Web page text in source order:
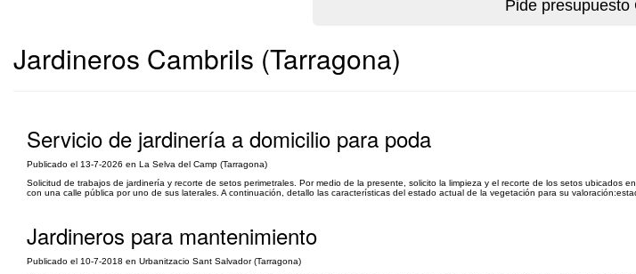
Jardineros Cambrils (Tarragona)
Servicio de jardinería a domicilio para poda
Publicado el 13-7-2026 en La Selva del Camp (Tarragona)
Solicitud de trabajos de jardinería y recorte de setos perimetrales. Por medio de la presente, solicito la limpieza y el recorte de los setos ubicados
con una calle pública por uno de sus laterales. A continuación, detallo las características del estado actual de la vegetación para su
Jardineros para mantenimiento
Publicado el 10-7-2018 en Urbanitzacio Sant Salvador (Tarragona)